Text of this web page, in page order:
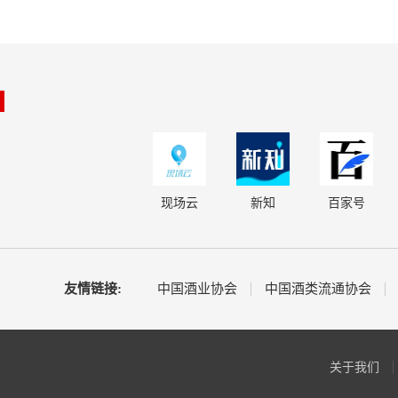
现场云 新知 百家号
友情链接: 中国酒业协会 中国酒类流通协会
关于我们